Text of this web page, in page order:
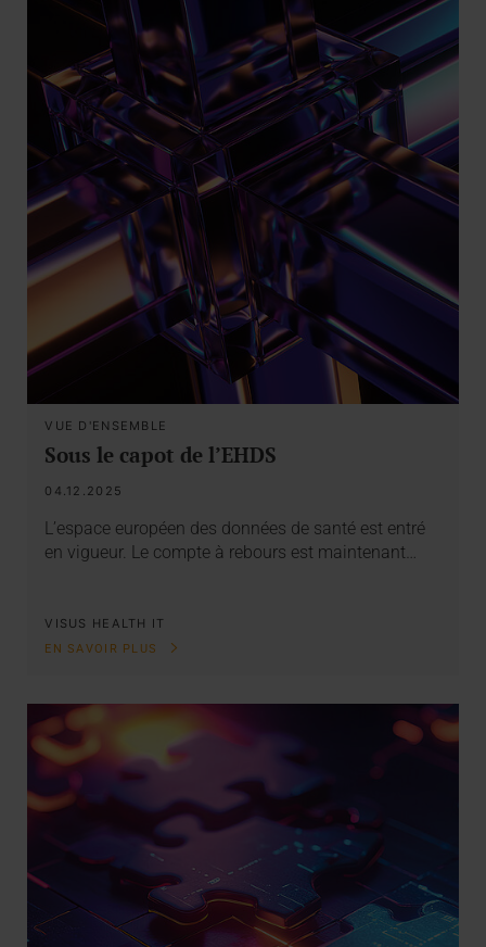
VUE D'ENSEMBLE
Sous le capot de l’EHDS
04.12.2025
L’espace européen des données de santé est entré
en vigueur. Le compte à rebours est maintenant…
VISUS HEALTH IT
EN SAVOIR PLUS